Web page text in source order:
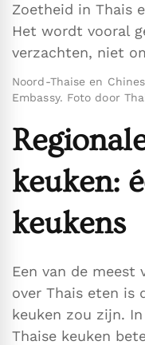
Zoetheid in Thais
Het wordt vooral
verzachten, niet
Noord-Thaise en
Embassy. Foto door
keuken:
keukens
Een van de meest
over Thais eten is
keuken zou zijn.
Thaise keuken